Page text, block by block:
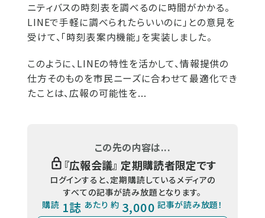
ニティバスの時刻表を調べるのに時間がかかる。
LINEで手軽に調べられたらいいのに」との意見を
受けて、「時刻表案内機能」を実装しました。
このように、LINEの特性を活かして、情報提供の
仕方そのものを市民ニーズに合わせて最適化でき
たことは、広報の可能性を...
この先の内容は...
『広報会議』 定期購読者限定です
ログインすると、定期購読しているメディアの
すべての記事が読み放題となります。
購読 1誌 あたり 約 3,000 記事が読み放題！